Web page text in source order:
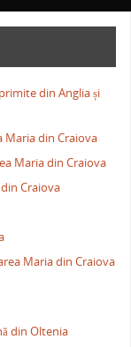
din Anglia și
Maria din Craiova
Maria din Craiova
Craiova
Maria din Craiova
din Oltenia